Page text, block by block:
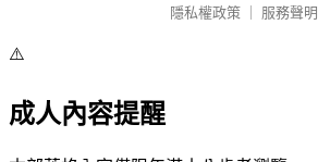
隱私權政策
服務聲明
⚠️
成人內容提醒